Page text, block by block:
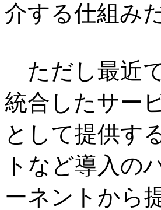
介する仕組みだ
ただし最近
統合したサー
として提供す
トなど導入の
ーネントから